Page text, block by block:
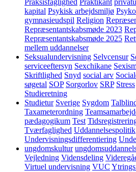
Praksisfaglighed Praktikant
kapital Psykisk arbejdsmiljø
gymnasieudspil Religion
Repræsentantskabsmøde 2023
Repræsentantskabsmøde 2025
mellem uddannelser
Seksualundervisning Selvcensur
serviceeftersyn Sexchikane
Skriftlighed Snyd social arv
søgetal SOP Sorgorlov SRP Stress
Studieretning
Studietur Sverige Sygdom
Taxameterordning
pædagogikum Test
Tværfaglighed Uddannelsespolitik
Undervisningsdifferentiering
ungdomskultur
Vejledning Vidensdeling
Virtuel undervisning VUC